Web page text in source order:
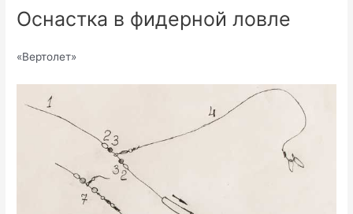
Оснастка в фидерной ловле
«Вертолет»